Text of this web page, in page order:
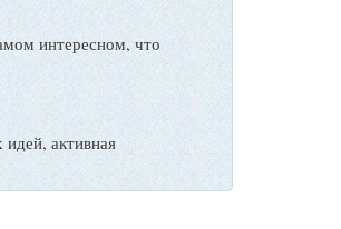
интересном, что
активная